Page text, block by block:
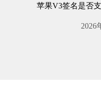
苹果V3签名是否
2026